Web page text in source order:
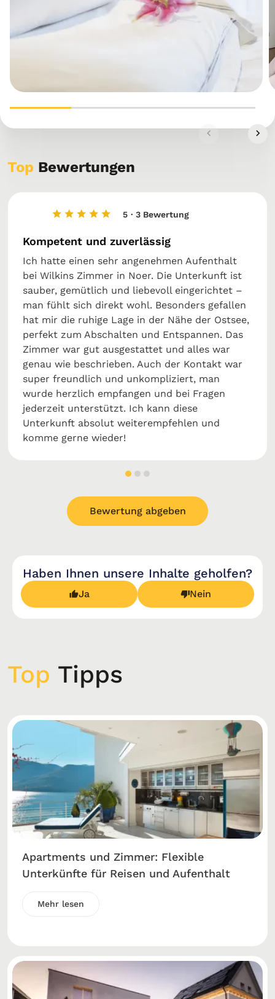
Top Bewertungen
5 · 3 Bewertung
Kompetent und zuverlässig
Ich hatte einen sehr angenehmen Aufenthalt
bei Wilkins Zimmer in Noer. Die Unterkunft ist
sauber, gemütlich und liebevoll eingerichtet –
man fühlt sich direkt wohl. Besonders gefallen
hat mir die ruhige Lage in der Nähe der Ostsee,
perfekt zum Abschalten und Entspannen. Das
Zimmer war gut ausgestattet und alles war
genau wie beschrieben. Auch der Kontakt war
super freundlich und unkompliziert, man
wurde herzlich empfangen und bei Fragen
jederzeit unterstützt. Ich kann diese
Unterkunft absolut weiterempfehlen und
komme gerne wieder!
Bewertung abgeben
Haben Ihnen unsere Inhalte geholfen?
Ja Nein
Top Tipps
Apartments und Zimmer: Flexible
Unterkünfte für Reisen und Aufenthalt
Mehr lesen